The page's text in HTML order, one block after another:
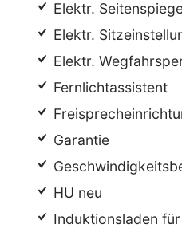
Elektr.
Elektr.
Elektr.
Fernlichtassistent
Garantie
HU neu
Induktionsladen